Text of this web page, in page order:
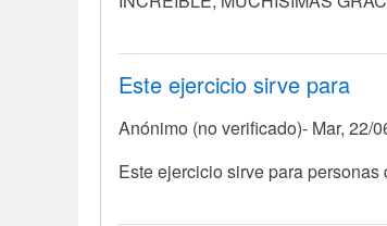
Este ejercicio sirve para
Anónimo (no verificado) Mar, 22/
Este ejercicio sirve para